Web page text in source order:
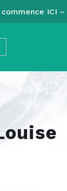
ICI